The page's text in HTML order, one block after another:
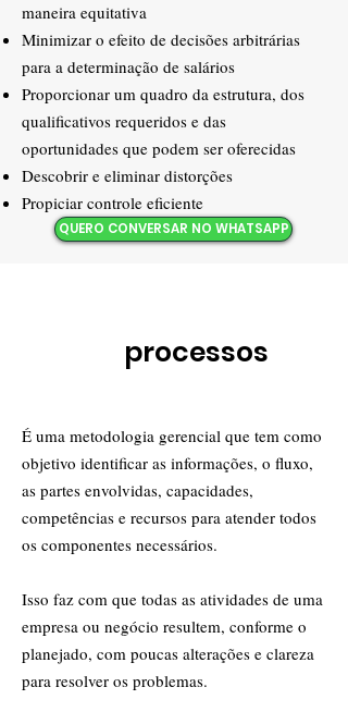
maneira equitativa
Minimizar o efeito de decisões arbitrárias
para a determinação de salários
Proporcionar um quadro da estrutura, dos
qualificativos requeridos e das
oportunidades que podem ser oferecidas
Descobrir e eliminar distorções
Propiciar controle eficiente
QUERO CONVERSAR NO WHATSAPP
processos
É uma metodologia gerencial que tem como
objetivo identificar as informações, o fluxo,
as partes envolvidas, capacidades,
competências e recursos para atender todos
os componentes necessários.
Isso faz com que todas as atividades de uma
empresa ou negócio resultem, conforme o
planejado, com poucas alterações e clareza
para resolver os problemas.